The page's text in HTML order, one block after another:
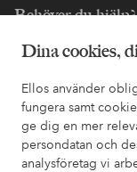
Dina cookies,
Ellos använder
fungera samt
ge dig en mer
persondatan och
analysföretag vi
Behöver du hjälp?
I vår FAQ hittar du
också information
Kundservice